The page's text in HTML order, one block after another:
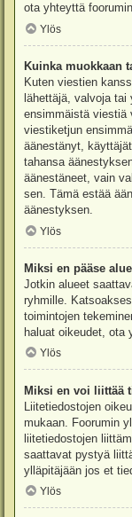
ota yhteyttä
Ylös
Kuinka muokkaan
Kuten viestien
lähettäjä, valvoja
ensimmäistä viestiä
viestiketjun
äänestänyt,
tahansa
äänestäneet, vain
sen. Tämä estää
äänestyksen.
Ylös
Miksi en pääse
Jotkin alueet
ryhmille.
toimintojen
haluat oikeudet, ota
Ylös
Miksi en voi liittää
Liitetiedostojen
mukaan. Foorumin
liitetiedostojen
saattavat pystyä
ylläpitäjään jos et
Ylös